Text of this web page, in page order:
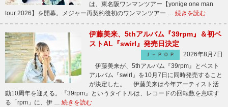
は、東名阪ワンマンツアー【yonige one man
tour 2026】を開幕。メジャー再契約後初のワンマンツアー … 続きを読む
伊藤美来、5thアルバム『39rpm』＆初ベ
ストAL『swirl』発売日決定
Ｊ－ＰＯＰ
2026年8月7日
伊藤美来が、5thアルバム『39rpm』とベスト
アルバム『swirl』を10月7日に同時発売すること
が決定した。 伊藤美来は今年アーティスト活
動10周年を迎える。『39rpm』というタイトルは、レコードの回転数を意味す
る「rpm」に、伊 … 続きを読む